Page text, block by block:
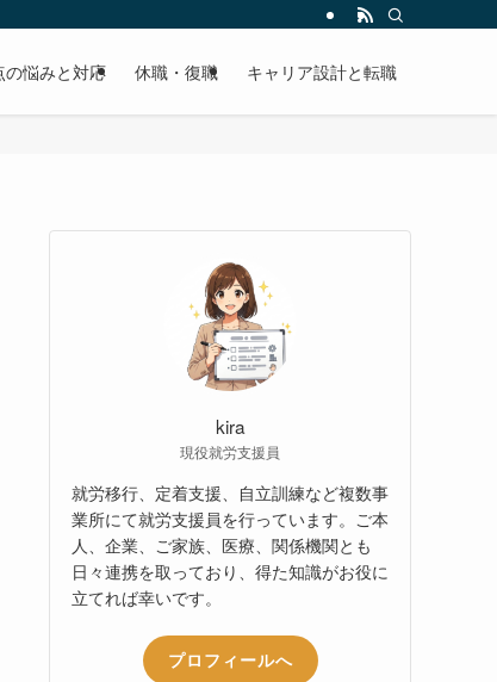
の悩みと対応 休職・復職 キャリア設計と転職
kira
現役就労支援員
就労移行、定着支援、自立訓練など複数事
業所にて就労支援員を行っています。ご本
人、企業、ご家族、医療、関係機関とも
日々連携を取っており、得た知識がお役に
立てれば幸いです。
プロフィールへ